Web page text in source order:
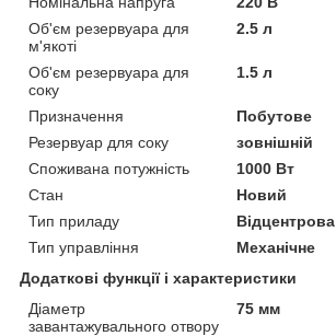
Об'єм резервуара для
м'якоті
2.5 л
Об'єм резервуара для
соку
1.5 л
Призначення
Побутове
Резервуар для соку
зовнішній
Споживана потужність
1000 Вт
Стан
Новий
Тип приладу
Відцентрова
Тип управління
Механічне
Додаткові функції і характеристики
Діаметр
завантажувального отвору
75 мм